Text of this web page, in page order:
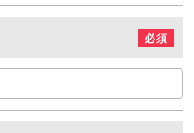
必須